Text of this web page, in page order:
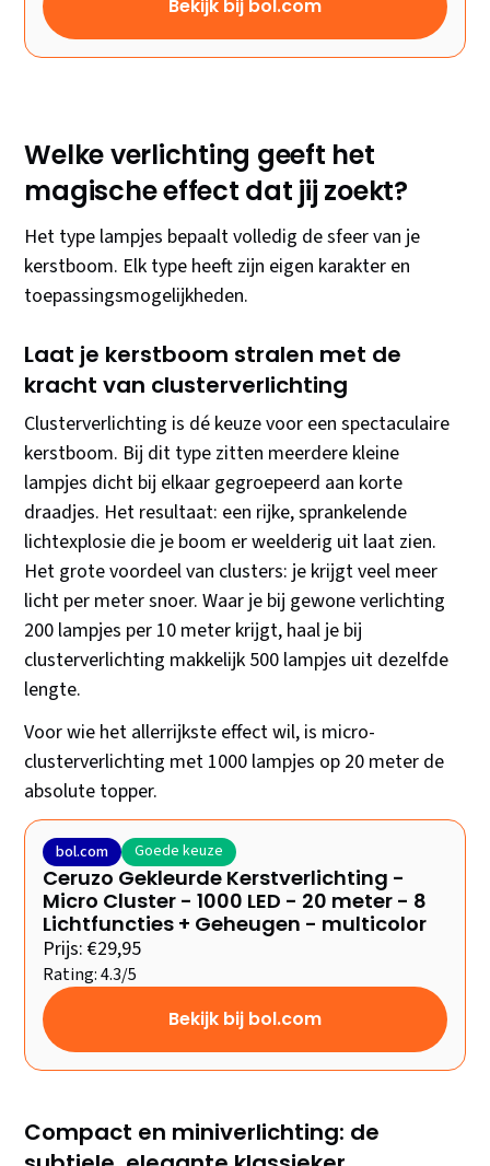
Bekijk bij bol.com
Welke verlichting geeft het
magische effect dat jij zoekt?
Het type lampjes bepaalt volledig de sfeer van je
kerstboom. Elk type heeft zijn eigen karakter en
toepassingsmogelijkheden.
Laat je kerstboom stralen met de
kracht van clusterverlichting
Clusterverlichting is dé keuze voor een spectaculaire
kerstboom. Bij dit type zitten meerdere kleine
lampjes dicht bij elkaar gegroepeerd aan korte
draadjes. Het resultaat: een rijke, sprankelende
lichtexplosie die je boom er weelderig uit laat zien.
Het grote voordeel van clusters: je krijgt veel meer
licht per meter snoer. Waar je bij gewone verlichting
200 lampjes per 10 meter krijgt, haal je bij
clusterverlichting makkelijk 500 lampjes uit dezelfde
lengte.
Voor wie het allerrijkste effect wil, is micro-
clusterverlichting met 1000 lampjes op 20 meter de
absolute topper.
bol.com Goede keuze
Ceruzo Gekleurde Kerstverlichting -
Micro Cluster - 1000 LED - 20 meter - 8
Lichtfuncties + Geheugen - multicolor
Prijs: €29,95
Rating: 4.3/5
Bekijk bij bol.com
Compact en miniverlichting: de